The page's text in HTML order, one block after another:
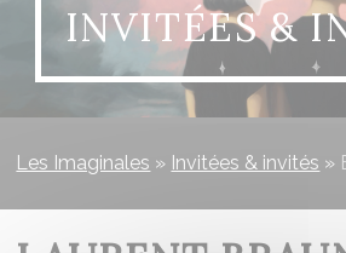
INVITÉES &
Les Imaginales » Invitées & invités »